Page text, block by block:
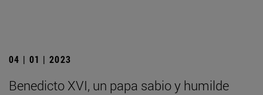
04 | 01 | 2023
Benedicto XVI, un papa sabio y humilde